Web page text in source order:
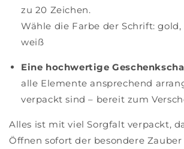
zu 20 Zeichen.
Wähle die Farbe der Schrift:
weiß
Eine hochwertige
alle Elemente ansprechend
verpackt sind – bereit zum
Alles ist mit viel Sorgfalt verpackt,
Öffnen sofort der besondere